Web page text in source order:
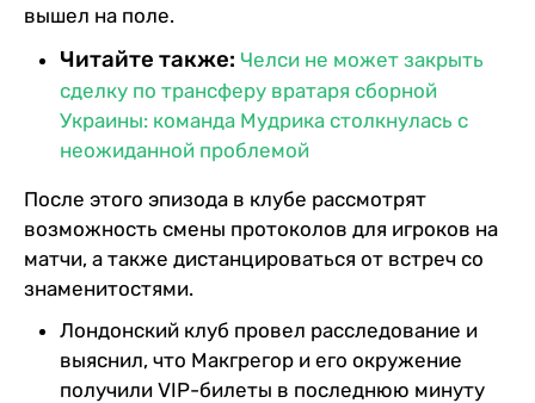
вышел на поле.
Читайте также: Челси не может закрыть
сделку по трансферу вратаря сборной
Украины: команда Мудрика столкнулась с
неожиданной проблемой
После этого эпизода в клубе рассмотрят
возможность смены протоколов для игроков на
матчи, а также дистанцироваться от встреч со
знаменитостями.
Лондонский клуб провел расследование и
выяснил, что Макгрегор и его окружение
получили VIP-билеты в последнюю минуту